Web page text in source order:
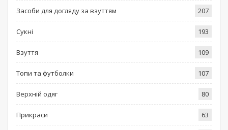
Засоби для догляду за взуттям 207
Сукні 193
Взуття 109
Топи та футболки 107
Верхній одяг 80
Прикраси 63